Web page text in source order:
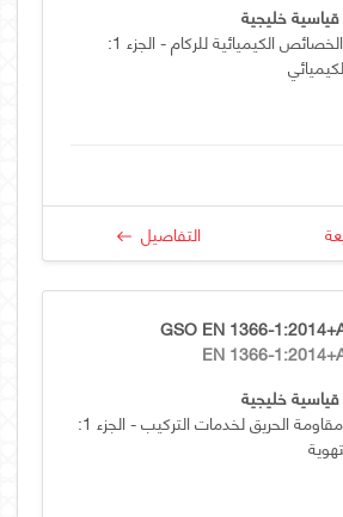
خليجية
اختبارات الخصائص الكيميائية للركام - الجزء 1:
التفاصيل
GSO EN 1366-
EN 1366-
خليجية
اختبارات مقاومة الحريق لخدمات التركيب - الجزء 1: